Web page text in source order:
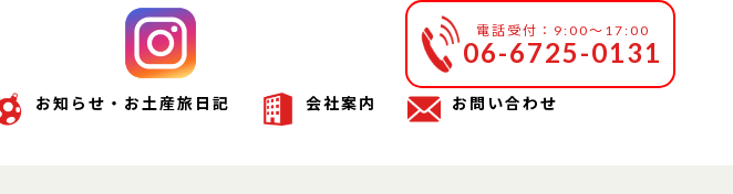
電話受付：9:00～17:00
06-6725-0131
お知らせ・お土産旅日記 会社案内 お問い合わせ